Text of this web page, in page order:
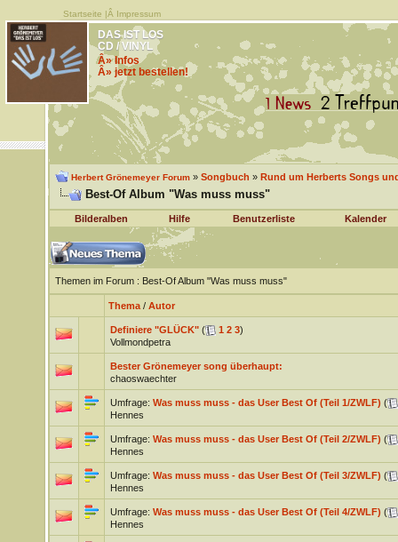
Startseite |Â Impressum
DAS IST LOS
CD / VINYL
Â» Infos
Â» jetzt bestellen!
Herbert Grönemeyer Forum» Songbuch » Rund um Herberts Songs
Best-Of Album "Was muss muss"
Bilderalben Hilfe Benutzerliste Kalender
Themen im Forum: Best-Of Album "Was muss muss"
Thema/ Autor
Definiere "GLÜCK" ( 1 2 3)
Vollmondpetra
Bester Grönemeyer song überhaupt:
chaoswaechter
Umfrage: Was muss muss - das User Best Of (Teil 1/ZWLF) (
Hennes
Umfrage: Was muss muss - das User Best Of (Teil 2/ZWLF) (
Hennes
Umfrage: Was muss muss - das User Best Of (Teil 3/ZWLF) (
Hennes
Umfrage: Was muss muss - das User Best Of (Teil 4/ZWLF) (
Hennes